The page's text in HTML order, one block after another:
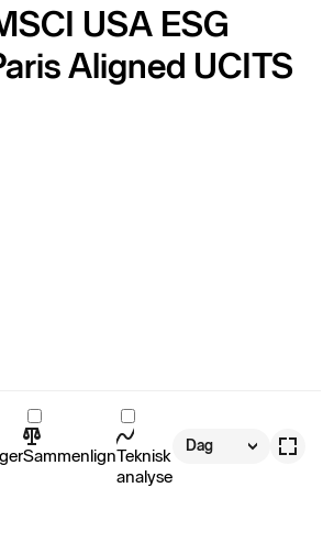
USA ESG
Aligned UCITS
SammenlignTeknisk
analyse
Dag